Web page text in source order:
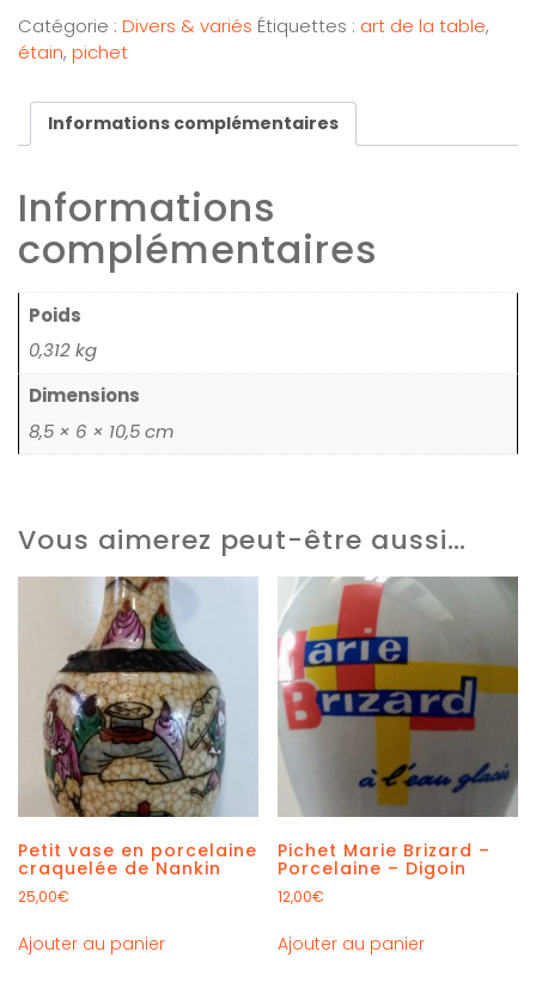
Catégorie : Divers & variés Étiquettes : art de la table,
étain, pichet
Informations complémentaires
Informations
complémentaires
Poids
0,312 kg
Dimensions
8,5 × 6 × 10,5 cm
Vous aimerez peut-être aussi…
Petit vase en porcelaine
craquelée de Nankin
25,00€
Ajouter au panier
Pichet Marie Brizard –
Porcelaine – Digoin
12,00€
Ajouter au panier